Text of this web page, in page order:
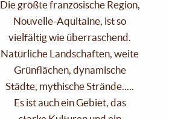
Die größte französische Region,
Nouvelle-Aquitaine, ist so
vielfältig wie überraschend.
Natürliche Landschaften, weite
Grünflächen, dynamische
Städte, mythische Strände.....
Es ist auch ein Gebiet, das